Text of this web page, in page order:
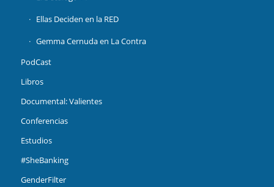
Ellas Deciden en la RED
Gemma Cernuda en La Contra
PodCast
Libros
Documental: Valientes
Conferencias
Estudios
#SheBanking
GenderFilter